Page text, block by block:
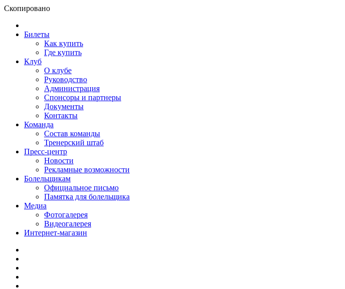
Скопировано
Билеты
Как купить
Где купить
Клуб
О клубе
Руководство
Администрация
Спонсоры и партнеры
Документы
Контакты
Команда
Состав команды
Тренерский штаб
Пресс-центр
Новости
Рекламные возможности
Болельщикам
Официальное письмо
Памятка для болельщика
Медиа
Фотогалерея
Видеогалерея
Интернет-магазин